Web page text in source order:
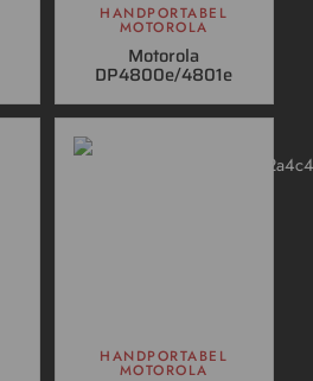
HANDPORTABEL
MOTOROLA
Motorola
DP4800e/4801e
HANDPORTABEL
MOTOROLA